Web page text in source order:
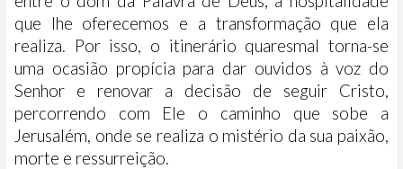
que lhe oferecemos e a transformação que ela
realiza. Por isso, o itinerário quaresmal torna-se
uma ocasião propícia para dar ouvidos à voz do
Senhor e renovar a decisão de seguir Cristo,
percorrendo com Ele o caminho que sobe a
Jerusalém, onde se realiza o mistério da sua paixão,
morte e ressurreição.